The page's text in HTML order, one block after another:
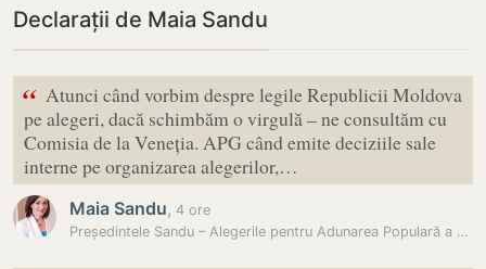
Declarații de Maia Sandu
“ Atunci când vorbim despre legile Republicii Moldova
pe alegeri, dacă schimbăm o virgulă – ne consultăm cu
Comisia de la Veneția. APG când emite deciziile sale
interne pe organizarea alegerilor,…
Maia Sandu, 4 ore
Președintele Sandu – Alegerile pentru Adunarea Populară a Găgăuziei ar…